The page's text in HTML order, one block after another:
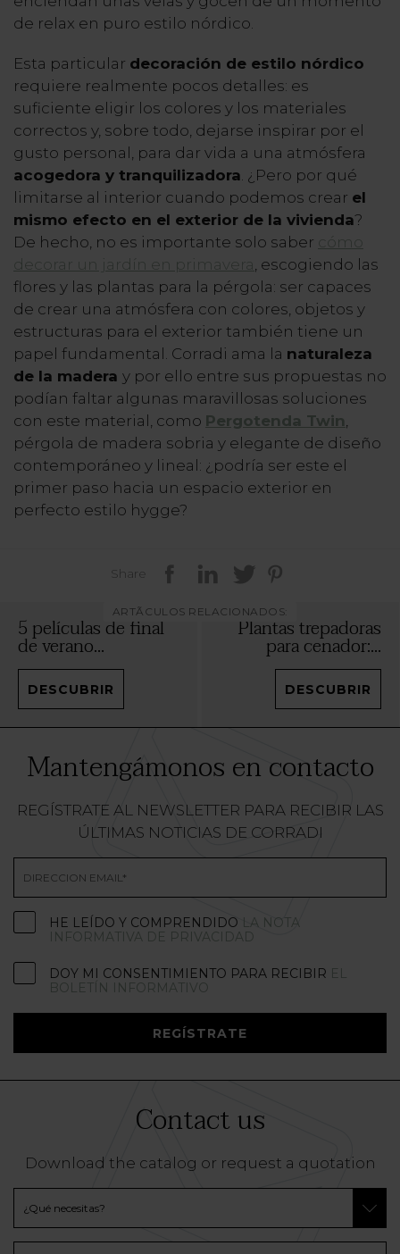
de relax en puro estilo nórdico.
Esta particular decoración de estilo nórdico
requiere realmente pocos detalles: es
suficiente eligir los colores y los materiales
correctos y, sobre todo, dejarse inspirar por el
gusto personal, para dar vida a una atmósfera
acogedora y tranquilizadora. ¿Pero por qué
limitarse al interior cuando podemos crear el
mismo efecto en el exterior de la vivienda?
De hecho, no es importante solo saber
cómo
decorar un jardín en primavera, escogiendo las
flores y las plantas para la pérgola: ser capaces
de crear una atmósfera con colores, objetos y
estructuras para el exterior también tiene un
papel fundamental. Corradi ama la naturaleza
de la madera y por ello entre sus propuestas no
podían faltar algunas maravillosas soluciones
con este material, como Pergotenda Twin,
pérgola de madera sobria y elegante de diseño
contemporáneo y lineal: ¿podría ser este el
primer paso hacia un espacio exterior en
perfecto estilo hygge?
Share
ARTÃCULOS RELACIONADOS:
5 películas de final
de verano...
DESCUBRIR
Plantas trepadoras
para cenador:...
DESCUBRIR
Mantengámonos en contacto
REGÍSTRATE AL NEWSLETTER PARA RECIBIR LAS
ÚLTIMAS NOTICIAS DE CORRADI
HE LEÍDO Y COMPRENDIDO LA NOTA
INFORMATIVA DE PRIVACIDAD
DOY MI CONSENTIMIENTO PARA RECIBIR EL
BOLETÍN INFORMATIVO
REGÍSTRATE
Contact us
Download the catalog or request a quotation